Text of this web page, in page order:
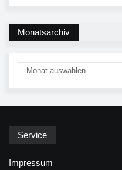
Monatsarchiv
Service
Impressum